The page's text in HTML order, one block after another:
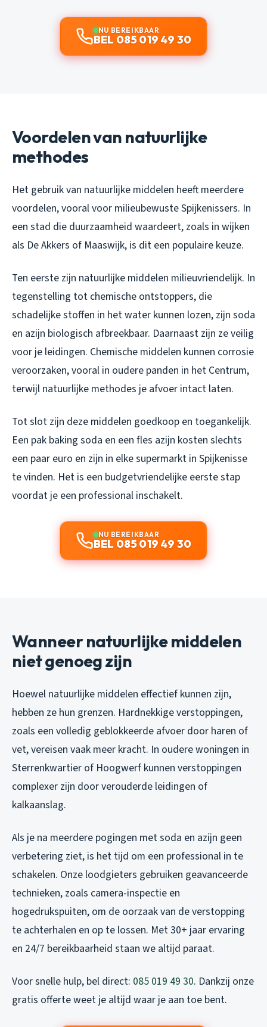
NU BEREIKBAAR
BEL 085 019 49 30
Voordelen van natuurlijke
methodes
Het gebruik van natuurlijke middelen heeft meerdere
voordelen, vooral voor milieubewuste Spijkenissers. In
een stad die duurzaamheid waardeert, zoals in wijken
als De Akkers of Maaswijk, is dit een populaire keuze.
Ten eerste zijn natuurlijke middelen milieuvriendelijk. In
tegenstelling tot chemische ontstoppers, die
schadelijke stoffen in het water kunnen lozen, zijn soda
en azijn biologisch afbreekbaar. Daarnaast zijn ze veilig
voor je leidingen. Chemische middelen kunnen corrosie
veroorzaken, vooral in oudere panden in het Centrum,
terwijl natuurlijke methodes je afvoer intact laten.
Tot slot zijn deze middelen goedkoop en toegankelijk.
Een pak baking soda en een fles azijn kosten slechts
een paar euro en zijn in elke supermarkt in Spijkenisse
te vinden. Het is een budgetvriendelijke eerste stap
voordat je een professional inschakelt.
NU BEREIKBAAR
BEL 085 019 49 30
Wanneer natuurlijke middelen
niet genoeg zijn
Hoewel natuurlijke middelen effectief kunnen zijn,
hebben ze hun grenzen. Hardnekkige verstoppingen,
zoals een volledig geblokkeerde afvoer door haren of
vet, vereisen vaak meer kracht. In oudere woningen in
Sterrenkwartier of Hoogwerf kunnen verstoppingen
complexer zijn door verouderde leidingen of
kalkaanslag.
Als je na meerdere pogingen met soda en azijn geen
verbetering ziet, is het tijd om een professional in te
schakelen. Onze loodgieters gebruiken geavanceerde
technieken, zoals camera-inspectie en
hogedrukspuiten, om de oorzaak van de verstopping
te achterhalen en op te lossen. Met 30+ jaar ervaring
en 24/7 bereikbaarheid staan we altijd paraat.
Voor snelle hulp, bel direct: 085 019 49 30. Dankzij onze
gratis offerte weet je altijd waar je aan toe bent.